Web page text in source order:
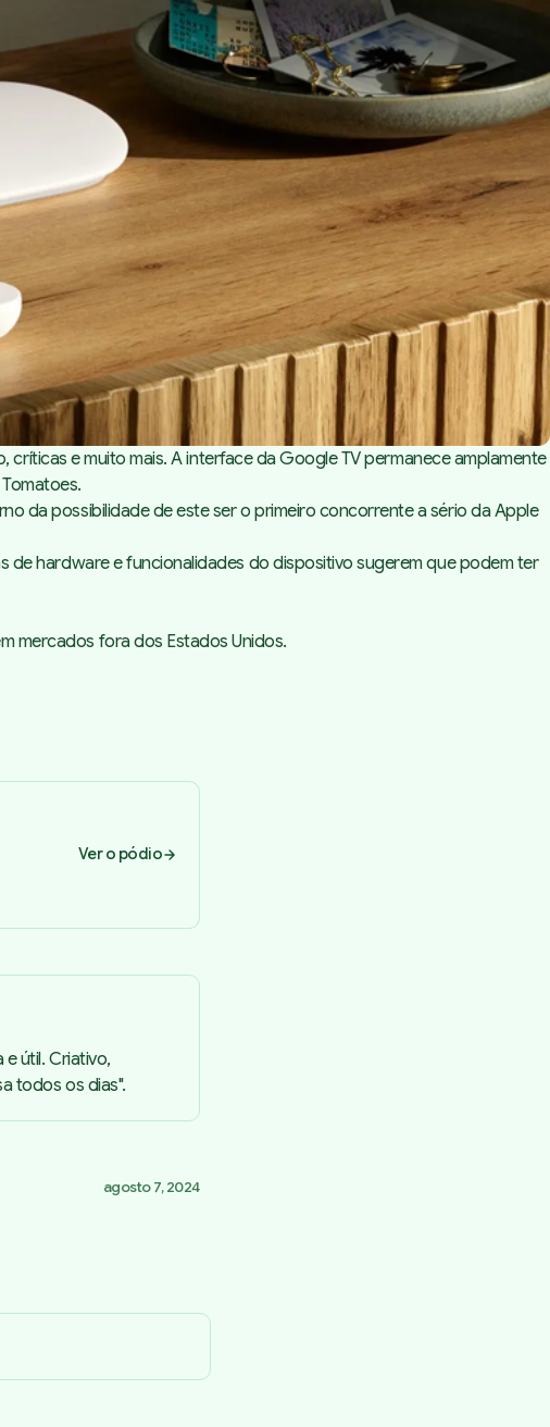
e muito mais. A interface da Google TV permanece amplamente
.
da possibilidade de este ser o primeiro concorrente a sério da Apple
dehardwaree funcionalidades do dispositivo sugerem que podem ter
mercados fora dos Estados Unidos.
Ver o pódio
útil. Criativo,
todos os dias".
agosto 7, 2024